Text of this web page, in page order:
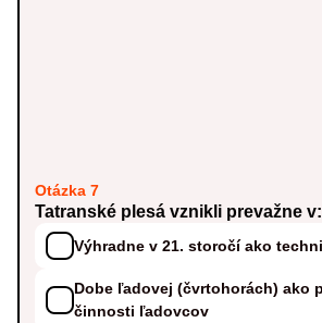
Otázka 7
Tatranské plesá vznikli prevažne v:
Výhradne v 21. storočí ako
Dobe ľadovej (čvrtohorách) ako
činnosti ľadovcov